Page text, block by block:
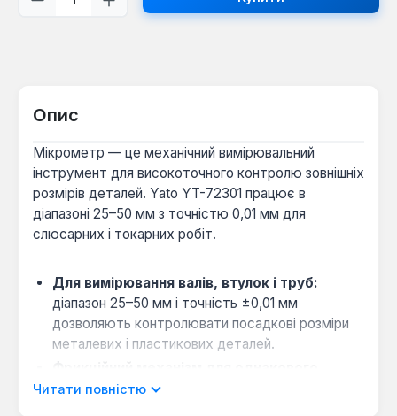
Опис
Мікрометр — це механічний вимірювальний
інструмент для високоточного контролю зовнішніх
розмірів деталей. Yato YT-72301 працює в
діапазоні 25–50 мм з точністю 0,01 мм для
слюсарних і токарних робіт.
Для вимірювання валів, втулок і труб:
діапазон 25–50 мм і точність ±0,01 мм
дозволяють контролювати посадкові розміри
металевих і пластикових деталей.
зусилля:запобігає перетисканню і забезпечує
Читати повністю